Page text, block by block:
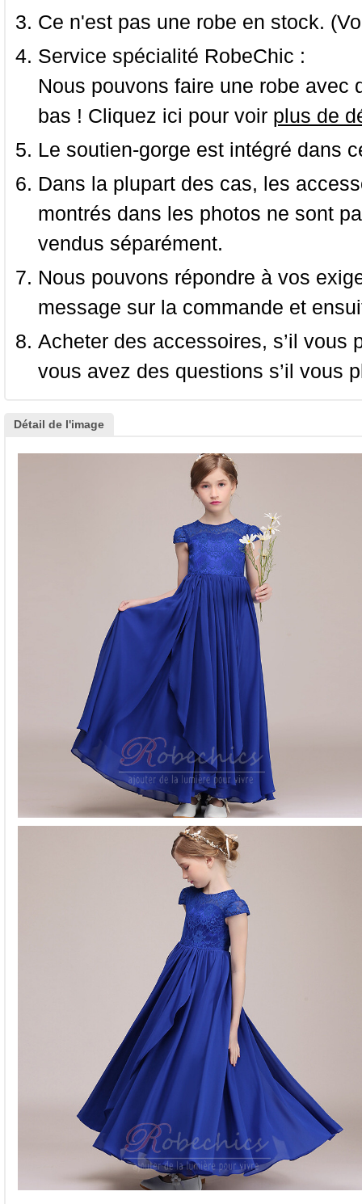
Ce n'est pas une robe en stock.
Service spécialité RobeChic :
Nous pouvons faire une robe
bas ! Cliquez ici pour voir plus de
Le soutien-gorge est intégré dans
Dans la plupart des cas, les
montrés dans les photos ne sont
vendus séparément.
Nous pouvons répondre à vos
message sur la commande et
Acheter des accessoires, s’il
vous avez des questions s’il vous
Détail de l'image